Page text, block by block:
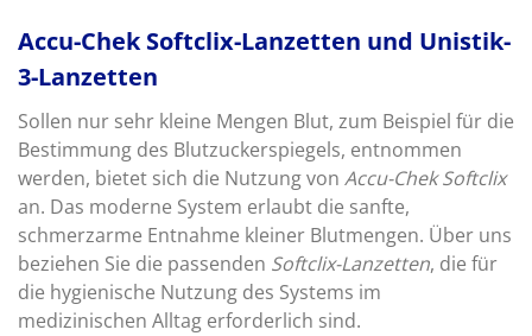
Accu-Chek Softclix-Lanzetten und Unistik-
3-Lanzetten
Sollen nur sehr kleine Mengen Blut, zum Beispiel für die
Bestimmung des Blutzuckerspiegels, entnommen
werden, bietet sich die Nutzung von Accu-Chek Softclix
an. Das moderne System erlaubt die sanfte,
schmerzarme Entnahme kleiner Blutmengen. Über uns
beziehen Sie die passenden Softclix-Lanzetten, die für
die hygienische Nutzung des Systems im
medizinischen Alltag erforderlich sind.